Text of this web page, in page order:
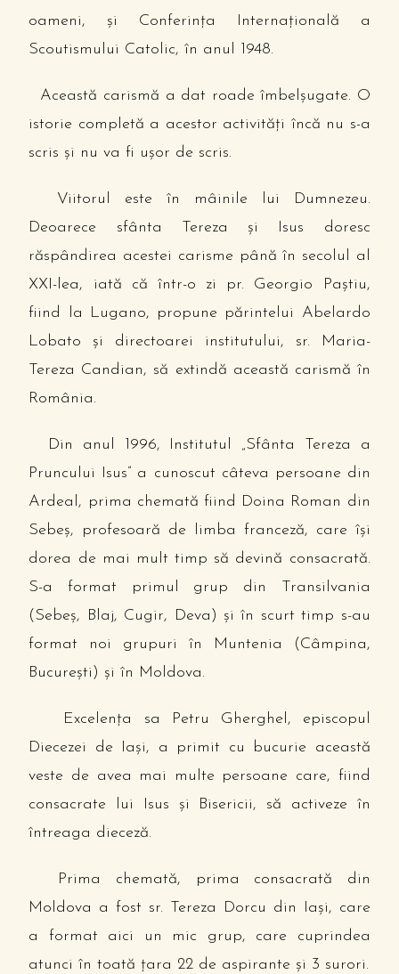
oameni, şi Conferinţa Internaţională a
Scoutismului Catolic, în anul 1948.
Această carismă a dat roade îmbelşugate. O
istorie completă a acestor activităţi încă nu s-a
scris şi nu va fi uşor de scris.
Viitorul este în mâinile lui Dumnezeu.
Deoarece sfânta Tereza şi Isus doresc
răspândirea acestei carisme până în secolul al
XXI-lea, iată că într-o zi pr. Georgio Paştiu,
fiind la Lugano, propune părintelui Abelardo
Lobato şi directoarei institutului, sr. Maria-
Tereza Candian, să extindă această carismă în
România.
Din anul 1996, Institutul „Sfânta Tereza a
Pruncului Isus” a cunoscut câteva persoane din
Ardeal, prima chemată fiind Doina Roman din
Sebeş, profesoară de limba franceză, care îşi
dorea de mai mult timp să devină consacrată.
S-a format primul grup din Transilvania
(Sebeş, Blaj, Cugir, Deva) şi în scurt timp s-au
format noi grupuri în Muntenia (Câmpina,
Bucureşti) şi în Moldova.
Excelenţa sa Petru Gherghel, episcopul
Diecezei de Iaşi, a primit cu bucurie această
veste de avea mai multe persoane care, fiind
consacrate lui Isus şi Bisericii, să activeze în
întreaga dieceză.
Prima chemată, prima consacrată din
Moldova a fost sr. Tereza Dorcu din Iaşi, care
a format aici un mic grup, care cuprindea
atunci în toată ţara 22 de aspirante şi 3 surori.